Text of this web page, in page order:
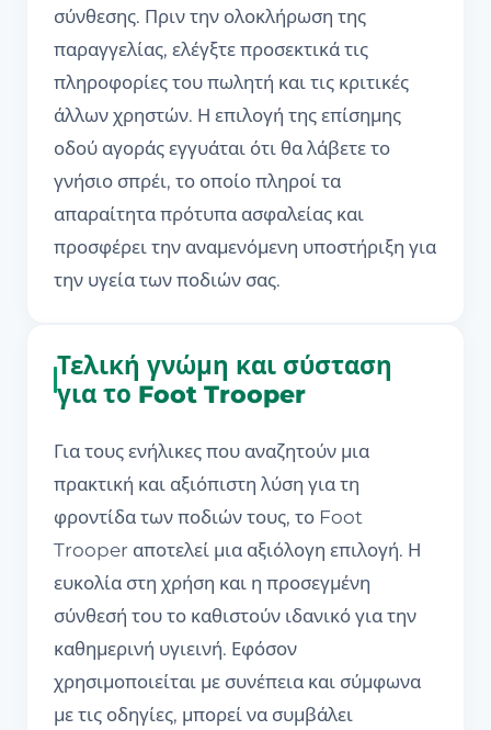
σύνθεσης. Πριν την ολοκλήρωση της
παραγγελίας, ελέγξτε προσεκτικά τις
πληροφορίες του πωλητή και τις κριτικές
άλλων χρηστών. Η επιλογή της επίσημης
οδού αγοράς εγγυάται ότι θα λάβετε το
γνήσιο σπρέι, το οποίο πληροί τα
απαραίτητα πρότυπα ασφαλείας και
προσφέρει την αναμενόμενη υποστήριξη για
την υγεία των ποδιών σας.
Τελική γνώμη και σύσταση
για το Foot Trooper
Για τους ενήλικες που αναζητούν μια
πρακτική και αξιόπιστη λύση για τη
φροντίδα των ποδιών τους, το Foot
Trooper αποτελεί μια αξιόλογη επιλογή. Η
ευκολία στη χρήση και η προσεγμένη
σύνθεσή του το καθιστούν ιδανικό για την
καθημερινή υγιεινή. Εφόσον
χρησιμοποιείται με συνέπεια και σύμφωνα
με τις οδηγίες, μπορεί να συμβάλει